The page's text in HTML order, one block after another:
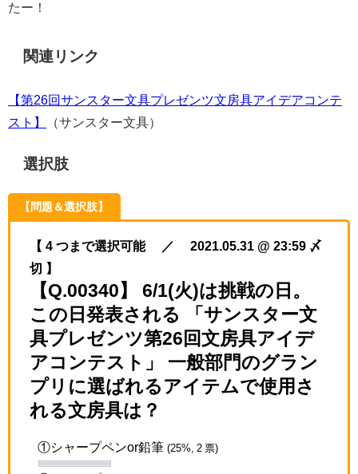
たー！
関連リンク
【第26回サンスター文具プレゼンツ文房具アイデアコンテ
スト】
（サンスター文具）
選択肢
【問題＆選択肢】
【 4 つまで選択可能 ／ 2021.05.31 @ 23:59 〆
切 】
【Q.00340】 6/1(火)は挑戦の日。
この日発表される 「サンスター文
具プレゼンツ第26回文房具アイデ
アコンテスト」 一般部門のグラン
プリに選ばれるアイテムで使用さ
れる文房具は？
①シャープペンor鉛筆 (25%, 2 票)